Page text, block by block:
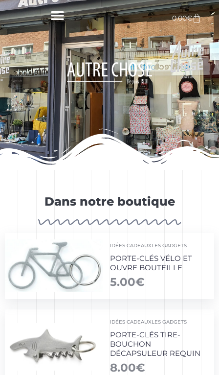
Aller
au
contenu
0.00€
Dans notre boutique
IDÉES CADEAUXLES GADGETS
PORTE-CLÉS VÉLO ET
OUVRE BOUTEILLE
5.00€
IDÉES CADEAUXLES GADGETS
PORTE-CLÉS TIRE-
BOUCHON
DÉCAPSULEUR REQUIN
8.00€